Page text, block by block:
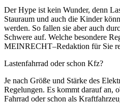
Der Hype ist kein Wunder, denn
Stauraum und auch die Kinder
werden. So fallen sie aber auch
Schwere auf. Welche besondere
MEINRECHT–Redaktion für Sie
Lastenfahrrad oder schon Kfz?
Je nach Größe und Stärke des
Regelungen. Es kommt darauf an,
Fahrrad oder schon als